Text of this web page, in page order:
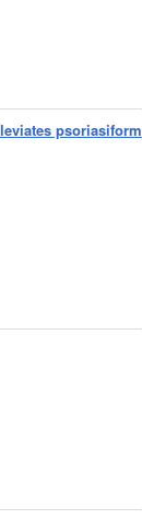
psoriasiform